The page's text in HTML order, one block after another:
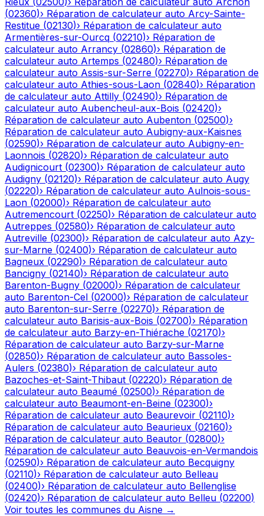
(02360)› Réparation de calculateur auto Arcy-Sainte-
Restitue (02130)› Réparation de calculateur auto
Armentières-sur-Ourcq (02210)› Réparation de
calculateur auto Arrancy (02860)› Réparation de
calculateur auto Artemps (02480)› Réparation de
calculateur auto Assis-sur-Serre (02270)› Réparation de
calculateur auto Athies-sous-Laon (02840)› Réparation
de calculateur auto Attilly (02490)› Réparation de
calculateur auto Aubencheul-aux-Bois (02420)›
Réparation de calculateur auto Aubenton (02500)›
Réparation de calculateur auto Aubigny-aux-Kaisnes
(02590)› Réparation de calculateur auto Aubigny-en-
Laonnois (02820)› Réparation de calculateur auto
Audignicourt (02300)› Réparation de calculateur auto
Audigny (02120)› Réparation de calculateur auto Augy
(02220)› Réparation de calculateur auto Aulnois-sous-
Laon (02000)› Réparation de calculateur auto
Autremencourt (02250)› Réparation de calculateur auto
Autreppes (02580)› Réparation de calculateur auto
Autreville (02300)› Réparation de calculateur auto Azy-
sur-Marne (02400)› Réparation de calculateur auto
Bagneux (02290)› Réparation de calculateur auto
Bancigny (02140)› Réparation de calculateur auto
Barenton-Bugny (02000)› Réparation de calculateur
auto Barenton-Cel (02000)› Réparation de calculateur
auto Barenton-sur-Serre (02270)› Réparation de
calculateur auto Barisis-aux-Bois (02700)› Réparation
de calculateur auto Barzy-en-Thiérache (02170)›
Réparation de calculateur auto Barzy-sur-Marne
(02850)› Réparation de calculateur auto Bassoles-
Aulers (02380)› Réparation de calculateur auto
Bazoches-et-Saint-Thibaut (02220)› Réparation de
calculateur auto Beaumé (02500)› Réparation de
calculateur auto Beaumont-en-Beine (02300)›
Réparation de calculateur auto Beaurevoir (02110)›
Réparation de calculateur auto Beaurieux (02160)›
Réparation de calculateur auto Beautor (02800)›
Réparation de calculateur auto Beauvois-en-Vermandois
(02590)› Réparation de calculateur auto Becquigny
(02110)› Réparation de calculateur auto Belleau
(02400)› Réparation de calculateur auto Bellenglise
(02420)› Réparation de calculateur auto Belleu (02200)
Voir toutes les communes du Aisne →